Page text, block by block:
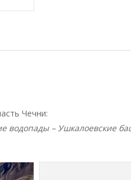
Чечни:
водопады – Ушкалоевские